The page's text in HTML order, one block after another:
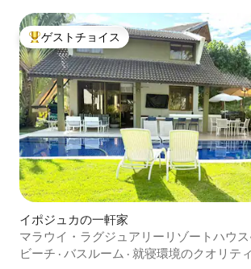
大好評のゲストチョイスです。
ゲストチョイス
イポジュカの一軒家
マラウイ・ラグジュアリーリゾートハウス
ルメバルコニー
ビーチ · バスルーム · 就寝環境のクオリティ